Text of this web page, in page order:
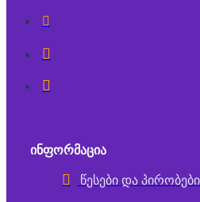
ᲘᲜᲤᲝᲠᲛᲐᲪᲘᲐ
წესები და პირობები